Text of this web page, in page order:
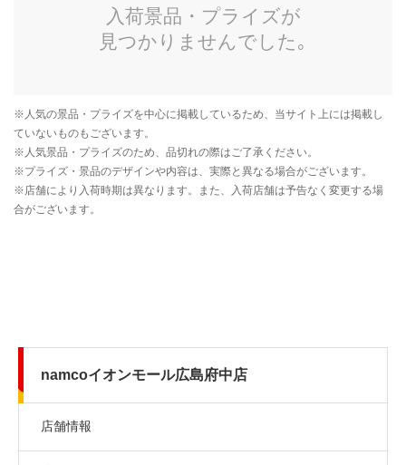
namcoイオンモール広島府中店
店舗情報